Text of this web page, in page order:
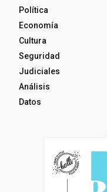
Política
Economía
Cultura
Seguridad
Judiciales
Análisis
Datos